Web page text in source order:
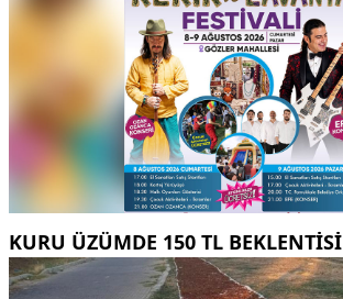
KURU ÜZÜMDE 150 TL BEKLENTISI